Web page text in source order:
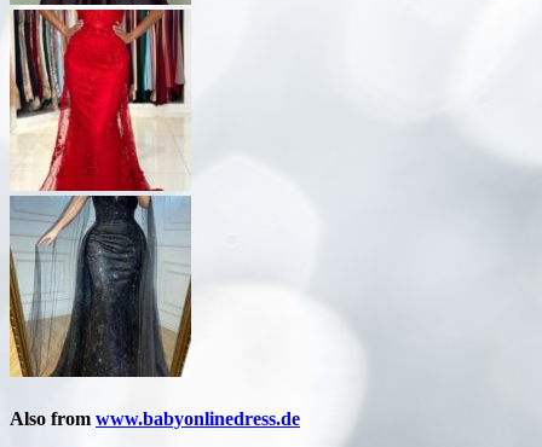
Also from www.babyonlinedress.de